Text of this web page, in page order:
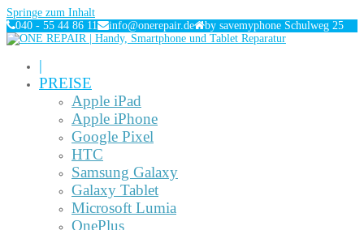
Springe zum Inhalt
040 - 55 44 86 11
info@onerepair.de by savemyphone Schulweg 25
|
PREISE
Apple iPad
Apple iPhone
Google Pixel
HTC
Samsung Galaxy
Galaxy Tablet
Microsoft Lumia
OnePlus